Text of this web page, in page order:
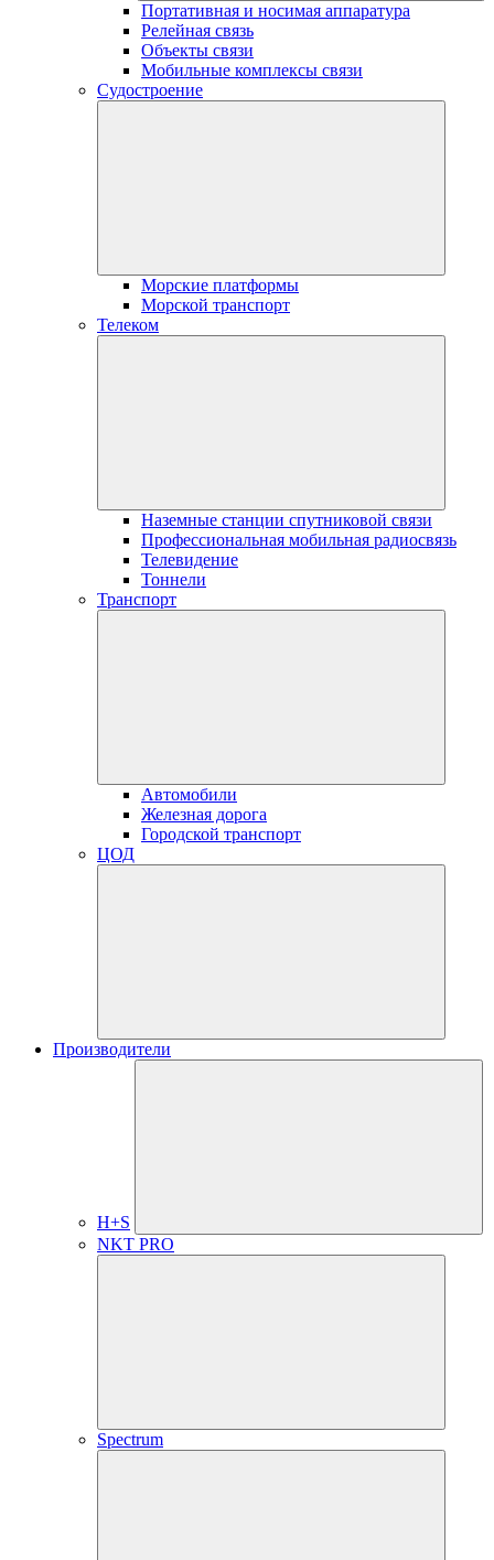
Портативная и носимая аппаратура
Релейная связь
Объекты связи
Мобильные комплексы связи
Судостроение
Морские платформы
Морской транспорт
Телеком
Наземные станции спутниковой связи
Профессиональная мобильная радиосвязь
Телевидение
Тоннели
Транспорт
Автомобили
Железная дорога
Городской транспорт
ЦОД
Производители
H+S
NKT PRO
Spectrum